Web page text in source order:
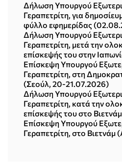
Δήλωση Υπουργού
Γεραπετρίτη, για
φύλλο εφημερίδας
Δήλωση Υπουργού
Γεραπετρίτη, μετά την
επίσκεψής του στην
Δημοκρατία της Κορέας
Επίσκεψη Υπουργού
Γεραπετρίτη, στη
(Σεούλ, 20-21.07.2026)
Δήλωση Υπουργού
Γεραπετρίτη, κατά την
επίσκεψής του στο
Επίσκεψη Υπουργού
Γεραπετρίτη, στο Βιετνάμ